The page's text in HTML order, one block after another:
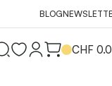
BLOG
CHF